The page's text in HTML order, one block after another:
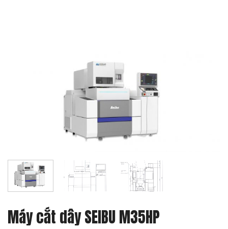
Máy cắt dây SEIBU M35HP